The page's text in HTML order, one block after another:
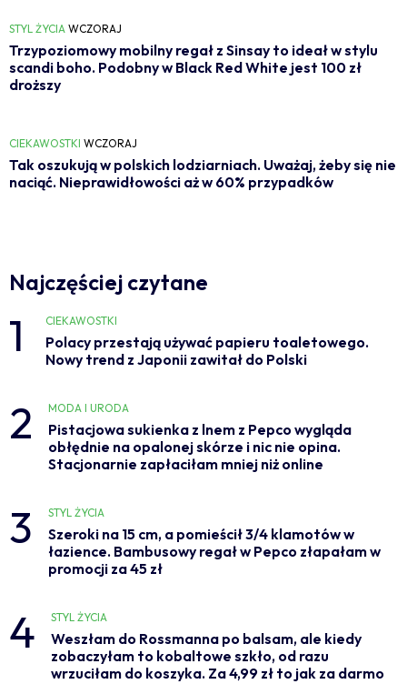
STYL ŻYCIA WCZORAJ
Trzypoziomowy mobilny regał z Sinsay to ideał w stylu
scandi boho. Podobny w Black Red White jest 100 zł
droższy
CIEKAWOSTKI WCZORAJ
Tak oszukują w polskich lodziarniach. Uważaj, żeby się nie
naciąć. Nieprawidłowości aż w 60% przypadków
Najczęściej czytane
1 CIEKAWOSTKI
Polacy przestają używać papieru toaletowego.
Nowy trend z Japonii zawitał do Polski
2 MODA I URODA
Pistacjowa sukienka z lnem z Pepco wygląda
obłędnie na opalonej skórze i nic nie opina.
Stacjonarnie zapłaciłam mniej niż online
3 STYL ŻYCIA
Szeroki na 15 cm, a pomieścił 3/4 klamotów w
łazience. Bambusowy regał w Pepco złapałam w
promocji za 45 zł
4 STYL ŻYCIA
Weszłam do Rossmanna po balsam, ale kiedy
zobaczyłam to kobaltowe szkło, od razu
wrzuciłam do koszyka. Za 4,99 zł to jak za darmo